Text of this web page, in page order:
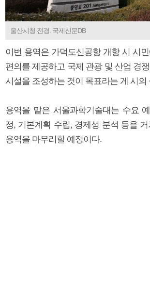
울산시청 전경. 국제신문DB
이번 용역은 가덕도신공항 개항 시 시
편의를 제공하고 국제 관광 및 산업 경
시설을 조성하는 것이 목표라는 게 시의
용역을 맡은 서울과학기술대는 수요
정, 기본계획 수립, 경제성 분석 등을
용역을 마무리할 예정이다.